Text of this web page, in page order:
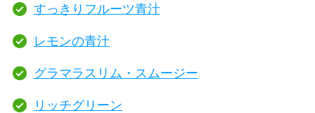
すっきりフルーツ青汁
レモンの青汁
グラマラスリム・スムージー
リッチグリーン